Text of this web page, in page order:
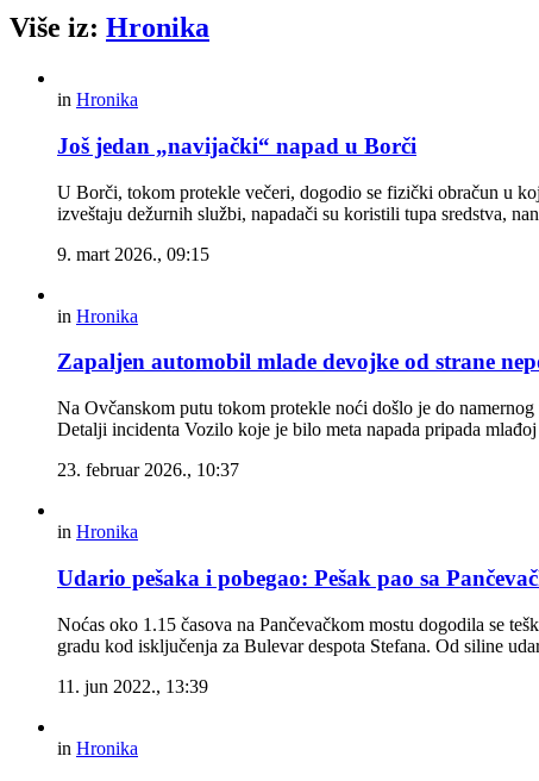
Više iz: Hronika
in Hronika
Još jedan „navijački“ napad u Borči
U Borči, tokom protekle večeri, dogodio se fizički obračun u
izveštaju dežurnih službi, napadači su koristili tupa sredstva,
9. mart 2026., 09:15
in Hronika
Zapaljen automobil mlade devojke od strane
Na Ovčanskom putu tokom protekle noći došlo je do
Detalji incidenta Vozilo koje je bilo meta napada pripada
23. februar 2026., 10:37
in Hronika
Udario pešaka i pobegao: Pešak pao sa
Noćas oko 1.15 časova na Pančevačkom mostu dogodila se
gradu kod isključenja za Bulevar despota Stefana. Od siline
11. jun 2022., 13:39
in Hronika